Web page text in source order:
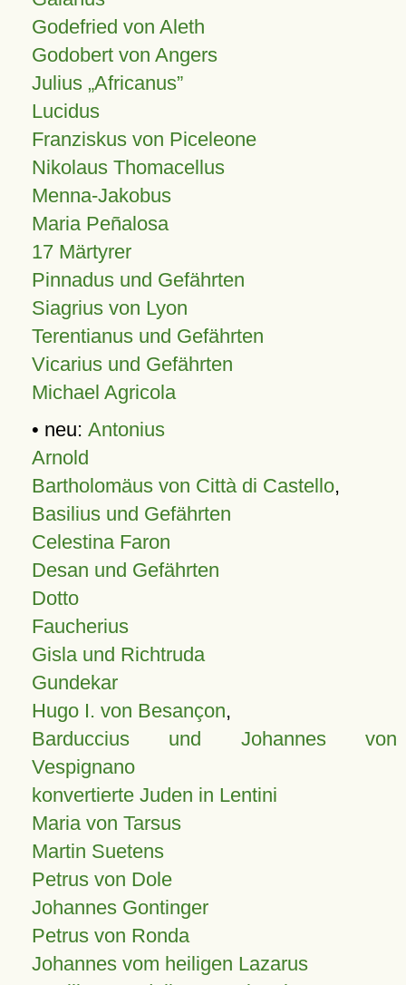
Godefried von Aleth
Godobert von Angers
Julius Africanus
Lucidus
Franziskus von Piceleone
Nikolaus Thomacellus
Menna-Jakobus
Maria Peñalosa
17 Märtyrer
Pinnadus und Gefährten
Siagrius von Lyon
Terentianus und Gefährten
Vicarius und Gefährten
Michael Agricola
• neu: Antonius
Arnold
Bartholomäus von Città di Castello,
Basilius und Gefährten
Celestina Faron
Desan und Gefährten
Dotto
Faucherius
Gisla und Richtruda
Gundekar
Hugo I. von Besançon,
Barduccius und Johannes von
Vespignano
konvertierte Juden in Lentini
Maria von Tarsus
Martin Suetens
Petrus von Dole
Johannes Gontinger
Petrus von Ronda
Johannes vom heiligen Lazarus